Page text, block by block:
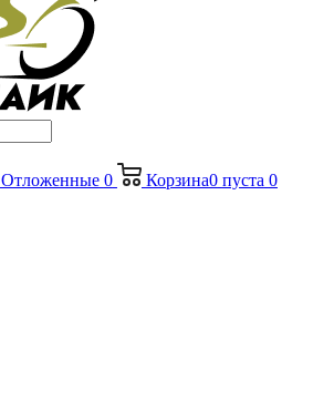
Отложенные 0 Корзина0 пуста 0